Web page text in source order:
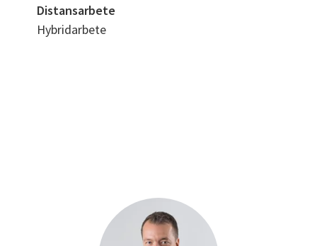
Distansarbete
Hybridarbete